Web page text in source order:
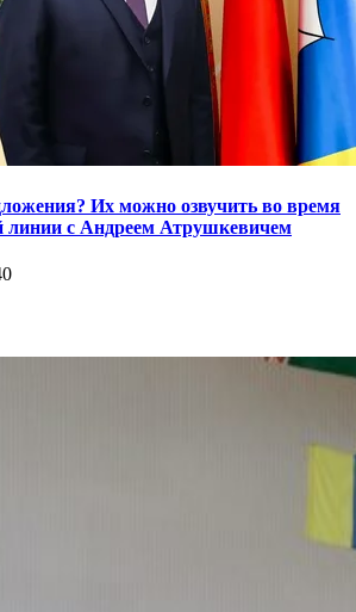
Их можно озвучить во время
линии с Андреем Атрушкевичем